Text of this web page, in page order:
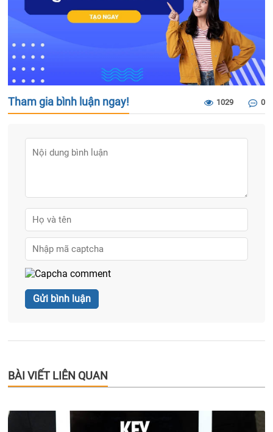
Tham gia bình luận ngay! 1029 0
BÀI VIẾT LIÊN QUAN